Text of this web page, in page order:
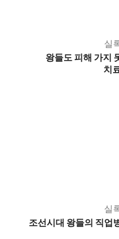
실
왕들도 피해 가지
치
실
조선시대 왕들의 직업